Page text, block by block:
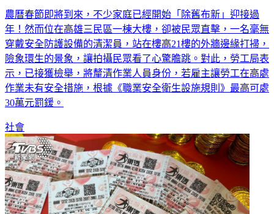
農曆春節即將到來，不少家庭已經開始「除舊布新」迎接過
年！然而位在高雄三民區一棟大樓，卻被民眾直擊，一名毫無
穿戴安全防護設備的清潔員，站在樓高21樓的外牆邊緣打掃，
險象環生的景象，讓拍攝民眾看了心驚膽跳。對此，勞工局表
示，已接獲檢舉，將釐清作業人員身份，若雇主讓勞工在高處
作業未有安全措施，根據《職業安全衛生設施規則》最高可處
30萬元罰鍰。
社會